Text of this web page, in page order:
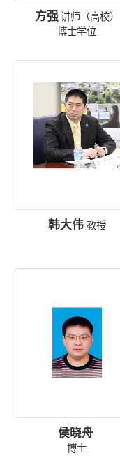
方强 讲师（高校）
博士学位
韩大伟 教授
侯晓舟
博士